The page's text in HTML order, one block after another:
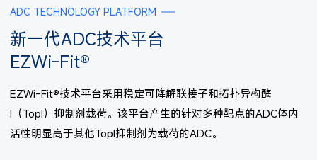
ADC TECHNOLOGY PLATFORM
新一代ADC技术平台
EZWi-Fit®
EZWi-Fit®技术平台采用稳定可降解联接子和拓扑异构酶
I（TopI）抑制剂载荷。该平台产生的针对多种靶点的ADC体内
活性明显高于其他TopI抑制剂为载荷的ADC。